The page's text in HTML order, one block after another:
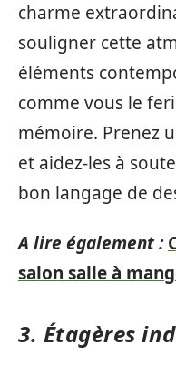
charme
souligner cette
éléments
comme vous le
mémoire. Prenez
et aidez-les à
bon langage de
A lire également :
salon salle à
3. Étagères